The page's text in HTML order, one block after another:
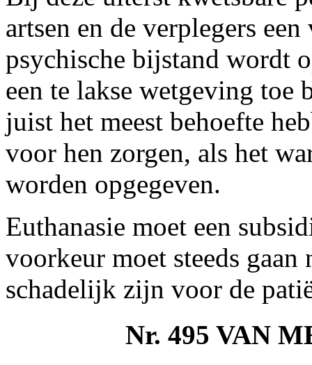
artsen en de verplegers
psychische bijstand wordt
een te lakse wetgeving toe
juist het meest behoefte
voor hen zorgen, als het
worden opgegeven.
Euthanasie moet een
voorkeur moet steeds
schadelijk zijn voor de
Nr. 495 VAN